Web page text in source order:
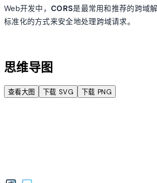
Web开发中， CORS是最常用和推荐的跨域
标准化的方式来安全地处理跨域请求。
思维导图
查看大图 下载 SVG 下载 PNG